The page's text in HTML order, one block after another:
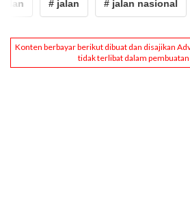
# jalan # jalan nasional